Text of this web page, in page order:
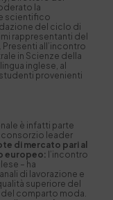
la
scientifico
del ciclo di
rappresentanti del
all’incontro
in Scienze della
inglese, al
provenienti
è infatti parte
consorzio leader
di mercato pari al
europeo: l’incontro
– ha
di lavorazione e
superiore del
comparto moda.